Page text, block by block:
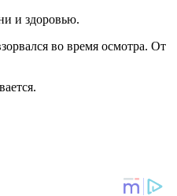
и здоровью.
во время осмотра. От